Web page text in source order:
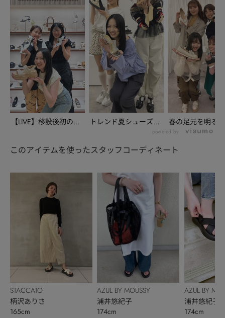
【LIVE】移設後初の銀
トレンド夏シューズを
春の足元を明る
新作アイテムを
powered by
このアイテムを使ったスタッフコーディネート
STACCATO
柄沢ありさ
165cm
AZUL BY MOUSSY
浦井悠紀子
174cm
AZUL BY
浦井悠紀子
174cm